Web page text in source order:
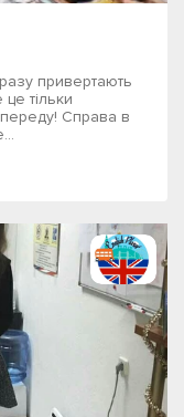
привертають
тільки
Справа в